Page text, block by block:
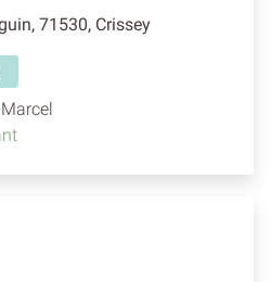
71530, Crissey